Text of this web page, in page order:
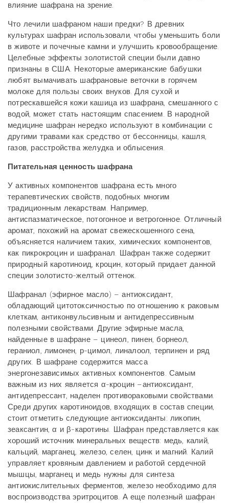
влияние шафрана на зрение.
Что лечили шафраном наши предки? В древних
культурах шафран использовали, чтобы уменьшить боли
в животе и почечные камни и улучшить кровообращение.
Целебные эффекты золотистой специи были давно
признаны в США. Некоторые американские бабушки
любят вымачивать шафрановые веточки в горячем
молоке для пользы своих внуков. Для сухой и
потрескавшейся кожи кашица из шафрана, смешанного с
водой, может стать настоящим спасением. В народной
медицине шафран нередко используют в комбинации с
другими травами как средство от бессонницы, кашля,
газов, расстройства желудка и облысения.
Питательная ценность шафрана
У активных компонентов шафрана есть много
терапевтических свойств, подобных многим
традиционным лекарствам. Например,
антиспазматическое, потогонное и ветрогонное. Отличный
аромат, похожий на аромат свежескошенного сена,
объясняется наличием таких, химических компонентов,
как пикрокроцин и шафранал. Шафран также содержит
природный каротиноид, кроцин, который придает данной
специи золотисто-желтый оттенок.
Шафранал (эфирное масло) – антиоксидант,
обладающий цитотоксичностью по отношению к раковым
клеткам, антиконвульсивным и антидепрессивным
полезными свойствами. Другие эфирные масла,
найденные в шафране – цинеол, пинен, борнеол,
гераниол, лимонен, р-цимол, линалоол, терпинен и ряд
других. В шафране содержится масса
энергонезависимых активных компонентов. Самым
важным из них является α-кроцин –антиоксидант,
антидепрессант, наделен противораковыми свойствами.
Среди других каротиноидов, входящих в состав специи,
стоит отметить следующие антиоксиданты: ликопин,
зеаксантин, α и β-каротины. Шафран представляется как
хороший источник минеральных веществ: медь, калий,
кальций, марганец, железо, селен, цинк и магний. Калий
управляет кровяным давлением и работой сердечной
мышцы, марганец и медь нужны для синтеза
антиокислительных ферментов, железо необходимо для
воспроизводства эритроцитов. А еще полезный шафран